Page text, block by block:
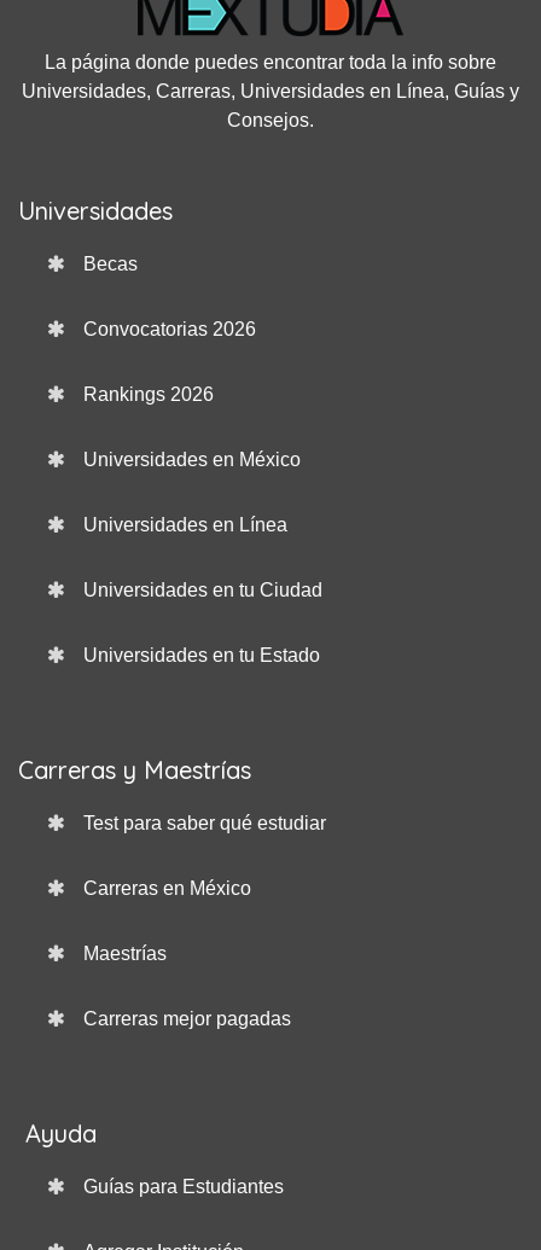
La página donde puedes encontrar toda la info sobre
Universidades, Carreras, Universidades en Línea, Guías y
Consejos.
Universidades
Becas
Convocatorias 2026
Rankings 2026
Universidades en México
Universidades en Línea
Universidades en tu Ciudad
Universidades en tu Estado
Carreras y Maestrías
Test para saber qué estudiar
Carreras en México
Maestrías
Carreras mejor pagadas
Ayuda
Guías para Estudiantes